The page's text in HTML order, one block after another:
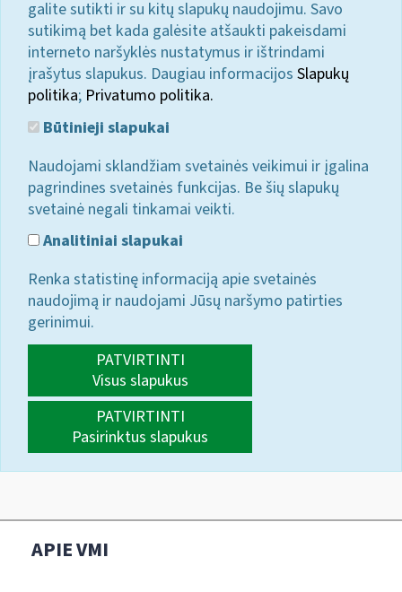
galite sutikti ir su kitų slapukų naudojimu. Savo
sutikimą bet kada galėsite atšaukti pakeisdami
interneto naršyklės nustatymus ir ištrindami
įrašytus slapukus. Daugiau informacijos Slapukų
politika; Privatumo politika.
Būtinieji slapukai
Naudojami sklandžiam svetainės veikimui ir įgalina
pagrindines svetainės funkcijas. Be šių slapukų
svetainė negali tinkamai veikti.
Analitiniai slapukai
Renka statistinę informaciją apie svetainės
naudojimą ir naudojami Jūsų naršymo patirties
gerinimui.
PATVIRTINTI
Visus slapukus
PATVIRTINTI
Pasirinktus slapukus
APIE VMI